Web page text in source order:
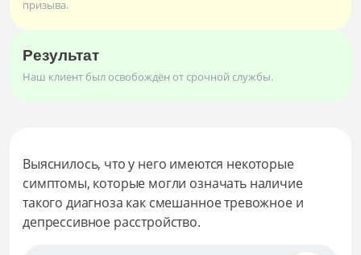
призыва.
Результат
Наш клиент был освобождён от срочной службы.
Выяснилось, что у него имеются некоторые
симптомы, которые могли означать наличие
такого диагноза как смешанное тревожное и
депрессивное расстройство.